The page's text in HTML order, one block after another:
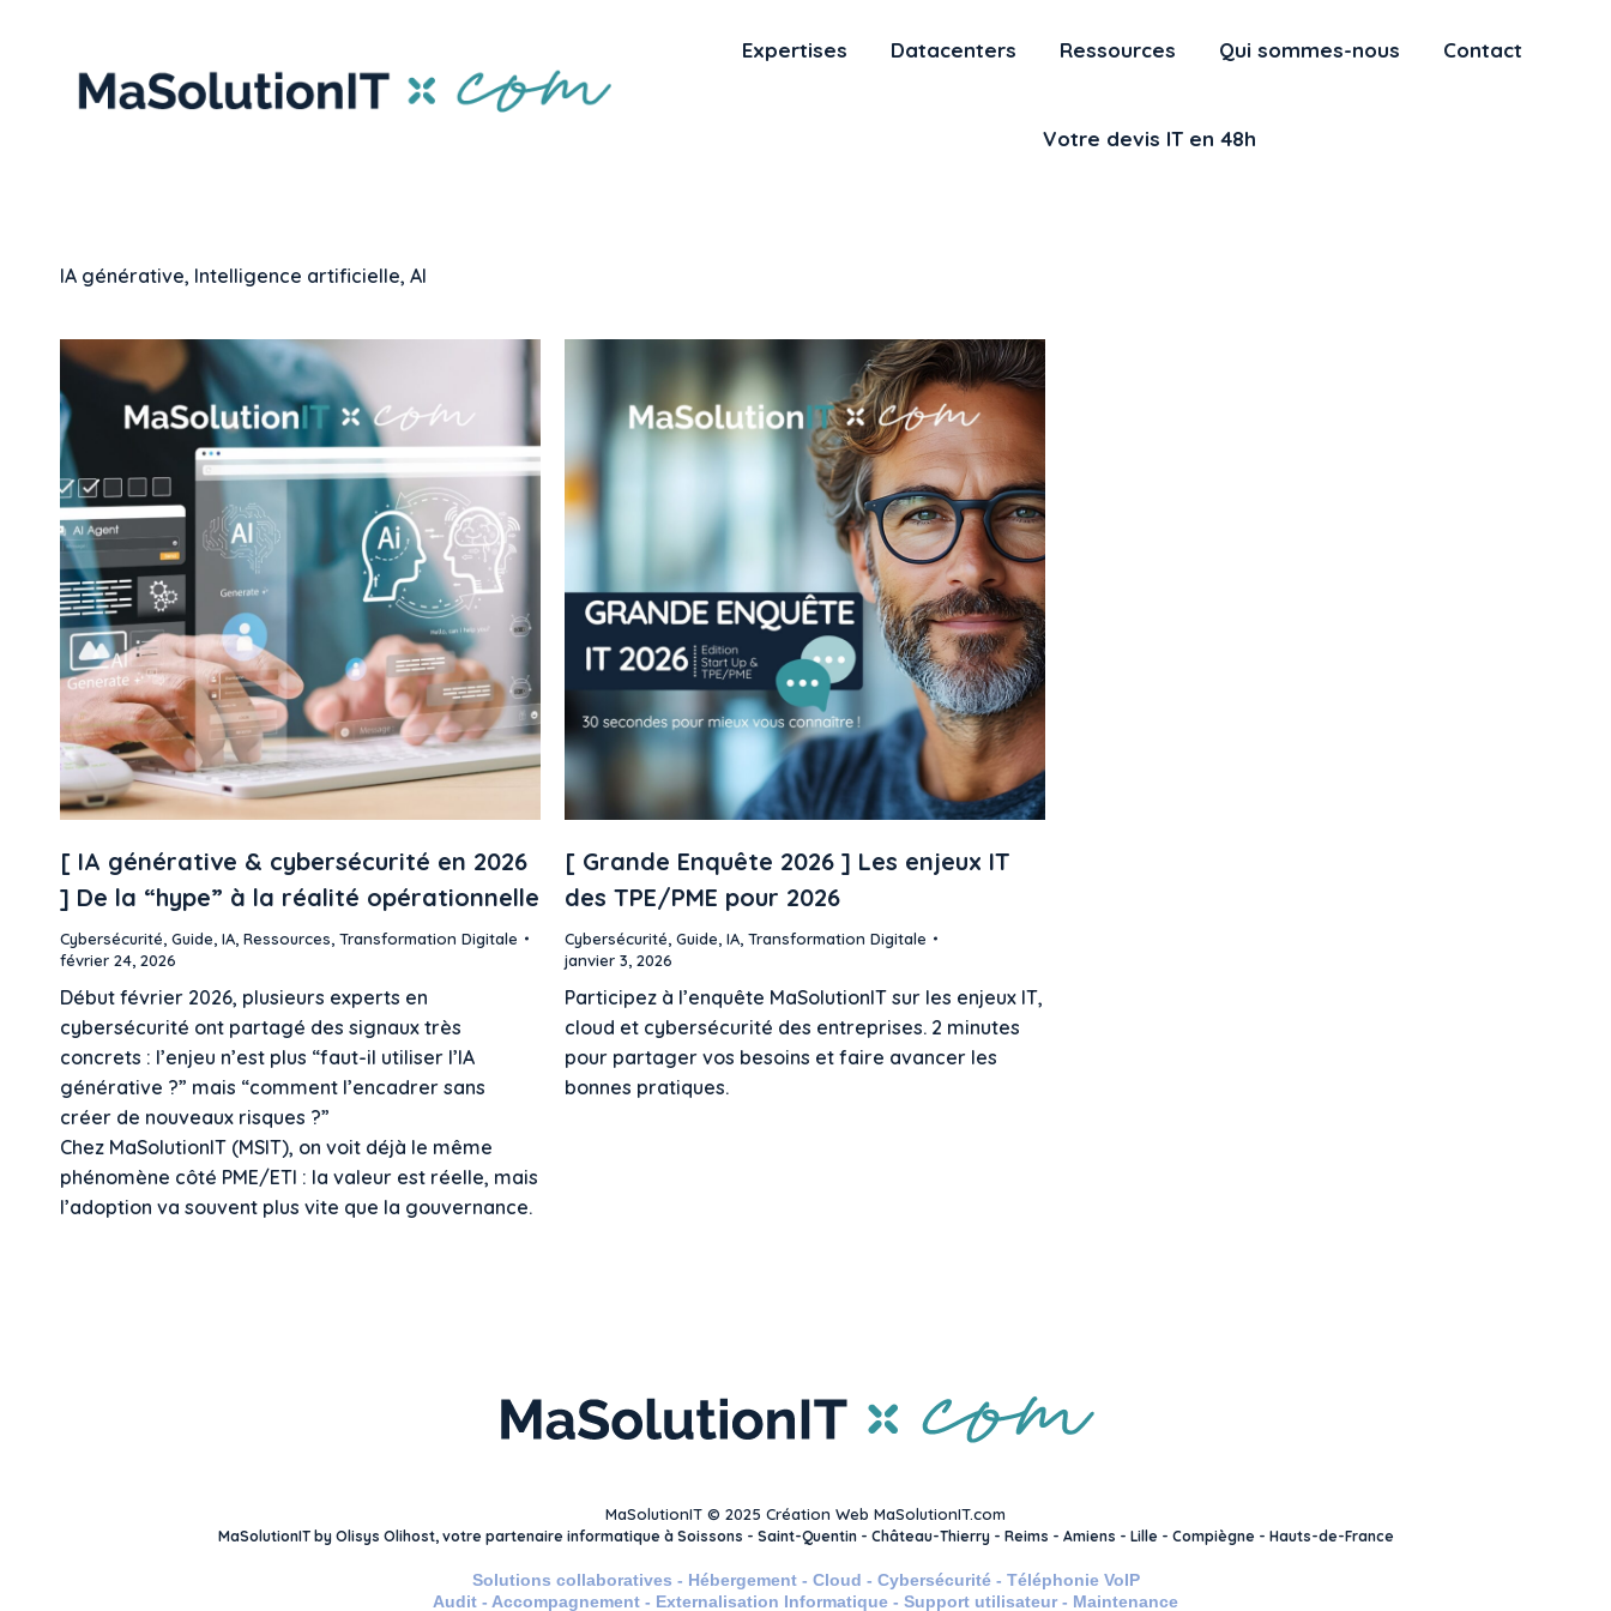
Expertises Datacenters Ressources Qui sommes-nous Contact
Votre devis IT en 48h
IA générative, Intelligence artificielle, AI
[ IA générative & cybersécurité en 2026
] De la “hype” à la réalité opérationnelle
Cybersécurité, Guide, IA, Ressources, Transformation Digitale
février 24, 2026
Début février 2026, plusieurs experts en
cybersécurité ont partagé des signaux très
concrets : l’enjeu n’est plus “faut-il utiliser l’IA
générative ?” mais “comment l’encadrer sans
créer de nouveaux risques ?”
Chez MaSolutionIT (MSIT), on voit déjà le même
phénomène côté PME/ETI : la valeur est réelle, mais
l’adoption va souvent plus vite que la gouvernance.
[ Grande Enquête 2026 ] Les enjeux IT
des TPE/PME pour 2026
Cybersécurité, Guide, IA, Transformation Digitale
janvier 3, 2026
Participez à l’enquête MaSolutionIT sur les enjeux IT,
cloud et cybersécurité des entreprises. 2 minutes
pour partager vos besoins et faire avancer les
bonnes pratiques.
MaSolutionIT © 2025 Création Web MaSolutionIT.com
MaSolutionIT by Olisys Olihost, votre partenaire informatique à Soissons - Saint-Quentin - Château-Thierry - Reims - Amiens - Lille - Compiègne - Hauts-de-France
Solutions collaboratives - Hébergement - Cloud - Cybersécurité - Téléphonie VoIP
Audit - Accompagnement - Externalisation Informatique - Support utilisateur - Maintenance